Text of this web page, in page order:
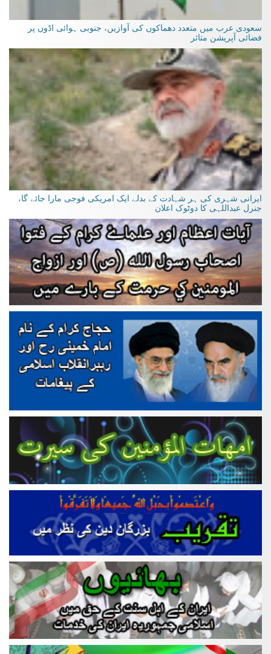
سعودی عرب میں متعدد دھماکوں کی آوازیں، جنوبی ہوائی اڈوں پر
فضائی آپریشن متاثر
ایرانی شہری کی ہر شہادت کے بدلے ایک امریکی فوجی مارا جائے گا،
جنرل عبداللہی کا دوٹوک اعلان